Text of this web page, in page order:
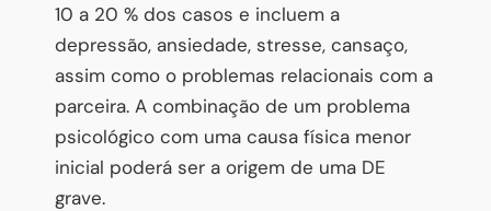
10 a 20 % dos casos e incluem a
depressão, ansiedade, stresse, cansaço,
assim como o problemas relacionais com a
parceira. A combinação de um problema
psicológico com uma causa física menor
inicial poderá ser a origem de uma DE
grave.